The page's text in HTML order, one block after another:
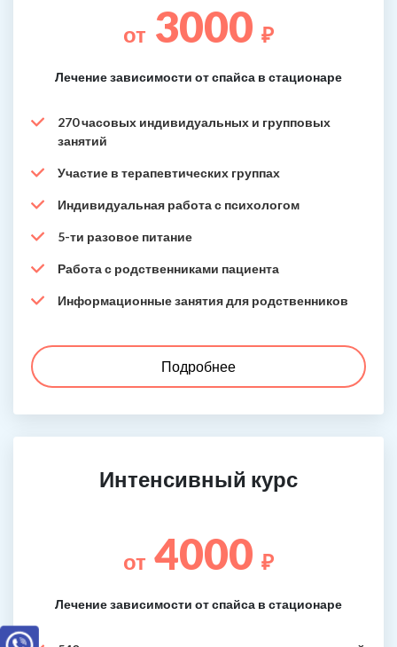
от 3000 ₽
Лечение зависимости от спайса в стационаре
270 часовых индивидуальных и групповых
занятий
Участие в терапевтических группах
Индивидуальная работа с психологом
5-ти разовое питание
Работа с родственниками пациента
Информационные занятия для родственников
Подробнее
Интенсивный курс
от 4000 ₽
Лечение зависимости от спайса в стационаре